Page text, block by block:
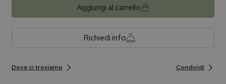
Aggiungi al carrello
Richiedi info
Dove ci troviamo Condividi